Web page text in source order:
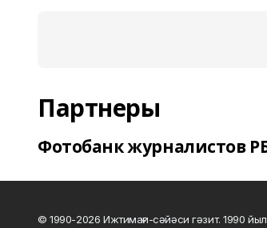
Партнеры
Фотобанк журналистов
© 1990-2026 Ижтимағи-сәйәси гәзит. 1990